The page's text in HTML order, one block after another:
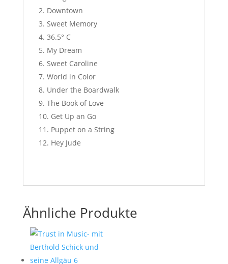
Downtown
Sweet Memory
36.5° C
My Dream
Sweet Caroline
World in Color
Under the Boardwalk
The Book of Love
Get Up an Go
Puppet on a String
Hey Jude
Ähnliche Produkte